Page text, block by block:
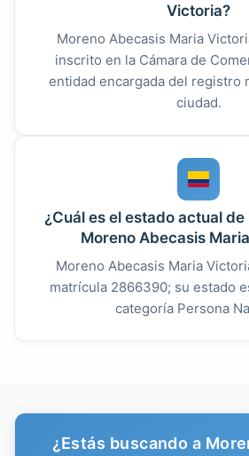
Victoria?
Moreno Abecasis Maria
inscrito en la Cámara de
entidad encargada del registro
ciudad.
¿Cuál es el estado actual
Moreno Abecasis
Moreno Abecasis Maria
matrícula 2866390; su estado
categoría Persona
¿Estás buscando a